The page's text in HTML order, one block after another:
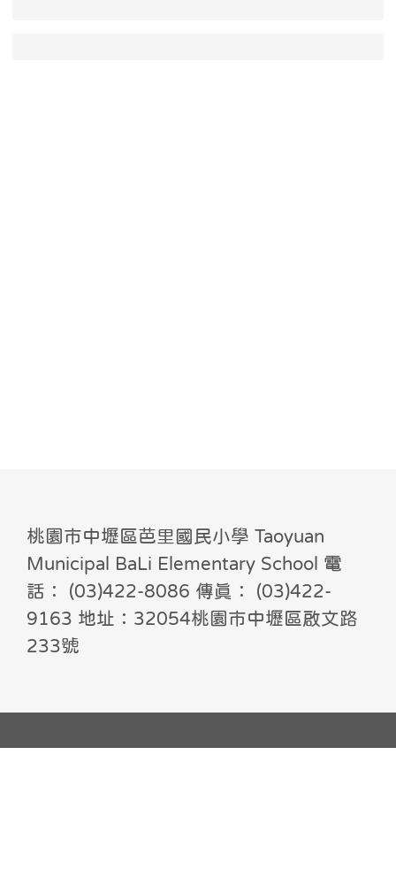
桃園市中壢區芭里國民小學 Taoyuan
Municipal BaLi Elementary School 電
話： (03)422-8086 傳真： (03)422-
9163 地址：32054桃園市中壢區啟文路
233號